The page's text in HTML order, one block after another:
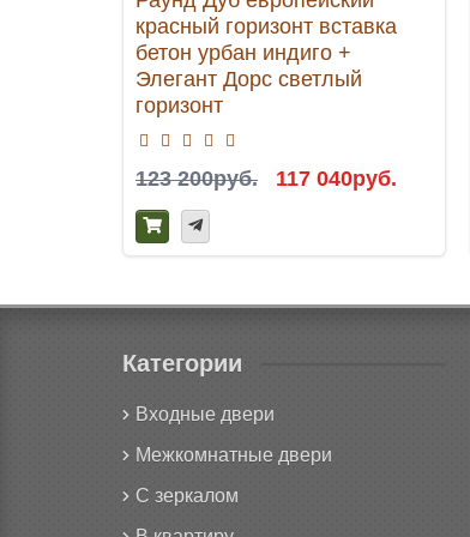
красный горизонт вставка
бетон урбан индиго +
Элегант Дорс светлый
горизонт
123 200руб. 117 040руб.
Категории
Входные двери
Межкомнатные двери
С зеркалом